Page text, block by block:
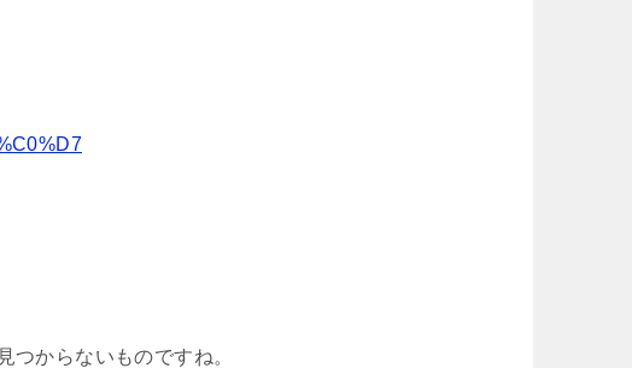
つからないものですね。